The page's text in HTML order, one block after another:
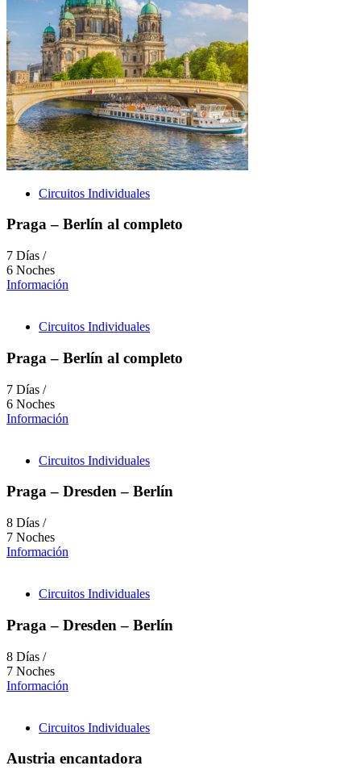
Circuitos Individuales
Praga – Berlín al completo
7 Días /
6 Noches
Información
Circuitos Individuales
Praga – Berlín al completo
7 Días /
6 Noches
Información
Circuitos Individuales
Praga – Dresden – Berlín
8 Días /
7 Noches
Información
Circuitos Individuales
Praga – Dresden – Berlín
8 Días /
7 Noches
Información
Circuitos Individuales
Austria encantadora